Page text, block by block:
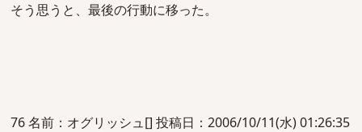
そう思うと、最後の行動に移った。
76 名前：オグリッシュ[] 投稿日：2006/10/11(水) 01:26:35